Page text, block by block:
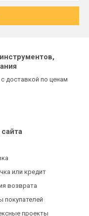
доставкой по ценам
или кредит
возврата
покупателей
проекты